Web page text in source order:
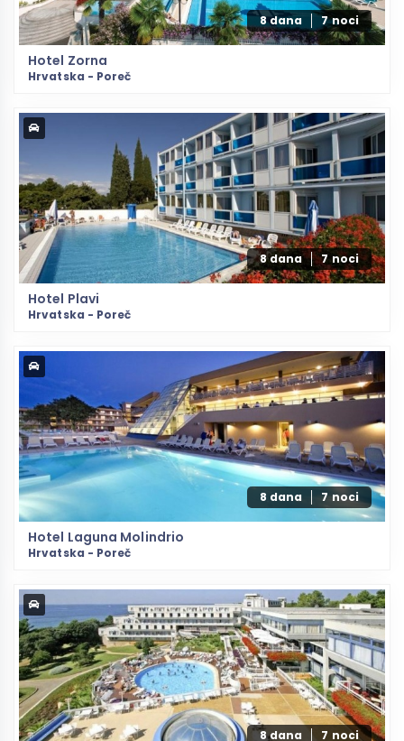
8 dana 7 noci
Hotel Zorna
Hrvatska - Poreč
8 dana 7 noci
Hotel Plavi
Hrvatska - Poreč
8 dana 7 noci
Hotel Laguna Molindrio
Hrvatska - Poreč
8 dana 7 noci